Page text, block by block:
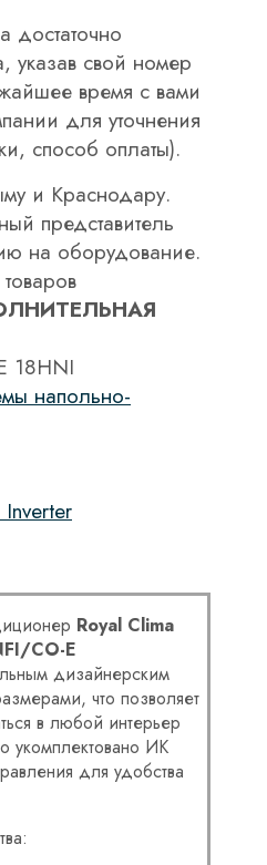
достаточно
указав свой номер
время с вами
для уточнения
способ оплаты).
и Краснодару.
представитель
на оборудование.
18HNI
напольно-
Royal Clima
CO-E
дизайнерским
что позволяет
в любой интерьер
укомплектовано ИК
для удобства